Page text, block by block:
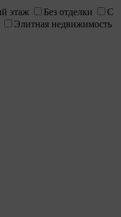
этаж Без отделки
С
Элитная недвижимость